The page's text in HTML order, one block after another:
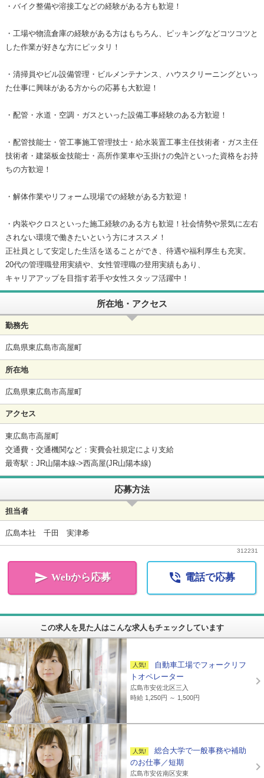
・バイク整備や溶接工などの経験がある方も歓迎！
・工場や物流倉庫の経験がある方はもちろん、ピッキングなどコツコツと
した作業が好きな方にピッタリ！
・清掃員やビル設備管理・ビルメンテナンス、ハウスクリーニングといっ
た仕事に興味がある方からの応募も大歓迎！
・配管・水道・空調・ガスといった設備工事経験のある方歓迎！
・配管技能士・管工事施工管理技士・給水装置工事主任技術者・ガス主任
技術者・建築板金技能士・高所作業車や玉掛けの免許といった資格をお持
ちの方歓迎！
・解体作業やリフォーム現場での経験がある方歓迎！
・内装やクロスといった施工経験のある方も歓迎！社会情勢や景気に左右
されない環境で働きたいという方にオススメ！
正社員として安定した生活を送ることができ、待遇や福利厚生も充実。
20代の管理職登用実績や、女性管理職の登用実績もあり、
キャリアアップを目指す若手や女性スタッフ活躍中！
所在地・アクセス
勤務先
広島県東広島市高屋町
所在地
広島県東広島市高屋町
アクセス
東広島市高屋町
交通費・交通機関など：実費会社規定により支給
最寄駅：JR山陽本線->西高屋(JR山陽本線)
応募方法
担当者
広島本社 千田 実津希
312231
 Webから応募  電話で応募
この求人を見た人はこんな求人もチェックしています
自動車工場でフォークリフ
トオペレーター
広島市安佐北区三入
時給 1,250円 ～ 1,500円
総合大学で一般事務や補助
のお仕事／短期
広島市安佐南区安東